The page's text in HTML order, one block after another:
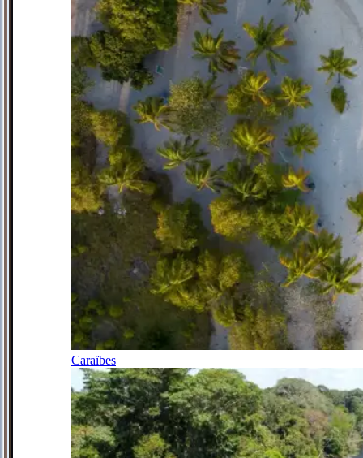
Caraïbes